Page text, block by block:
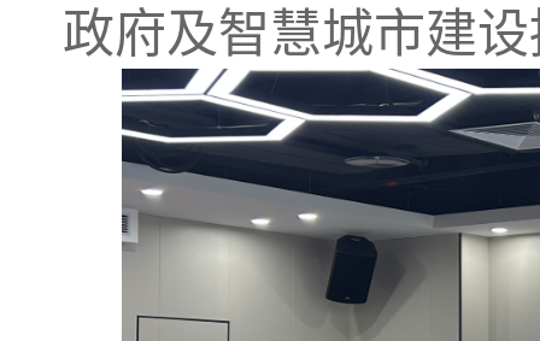
政府及智慧城市建